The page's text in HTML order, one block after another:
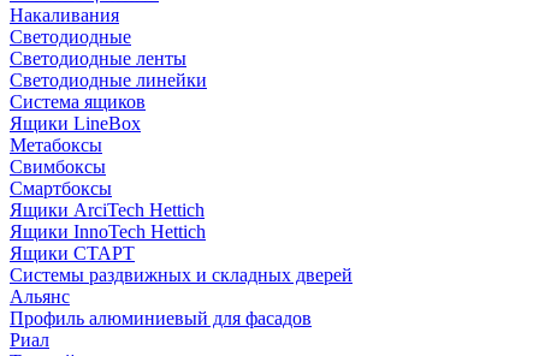
Накаливания
Светодиодные
Светодиодные ленты
Светодиодные линейки
Система ящиков
Ящики LineBox
Метабоксы
Свимбоксы
Смартбоксы
Ящики ArciTech Hettich
Ящики InnoTech Hettich
Ящики СТАРТ
Системы раздвижных и складных дверей
Альянс
Профиль алюминиевый для фасадов
Риал